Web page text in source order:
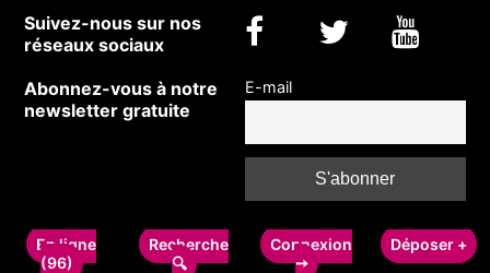
Suivez-nous sur nos
réseaux sociaux
Abonnez-vous à notre
newsletter gratuite
E-mail
Copyright © 2011-2024 rencontrecelibataire-fr.com - Guide des sites de
rencontres
pour célibataires
Formulaire de contact A propos et mentions légales
En ligne
(96)
Recherche
🔍
Connexion
➙
Déposer +